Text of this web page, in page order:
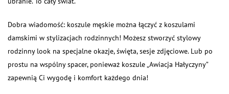
Dobra wiadomość: koszule męskie można łączyć z koszulami
damskimi w stylizacjach rodzinnych! Możesz stworzyć stylowy
rodzinny look na specjalne okazje, święta, sesje zdjęciowe. Lub po
prostu na wspólny spacer, ponieważ koszule „Awiacja Hałyczyny”
zapewnią Ci wygodę i komfort każdego dnia!